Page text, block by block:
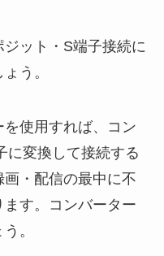
ット・S端子接続に
う。
使用すれば、コン
に変換して接続する
・配信の最中に不
す。コンバーター
。